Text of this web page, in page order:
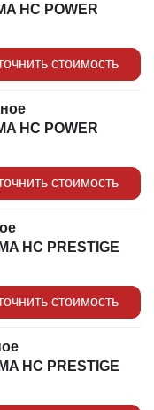
HC POWER
стоимость
HC POWER
стоимость
HC PRESTIGE
стоимость
HC PRESTIGE